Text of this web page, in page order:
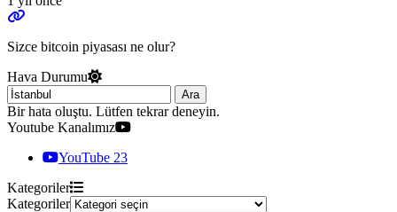
Sizce bitcoin piyasası ne olur?
Hava Durumu
Ara
Bir hata oluştu. Lütfen tekrar deneyin.
Youtube Kanalımız
YouTube 23
Kategoriler
Kategoriler